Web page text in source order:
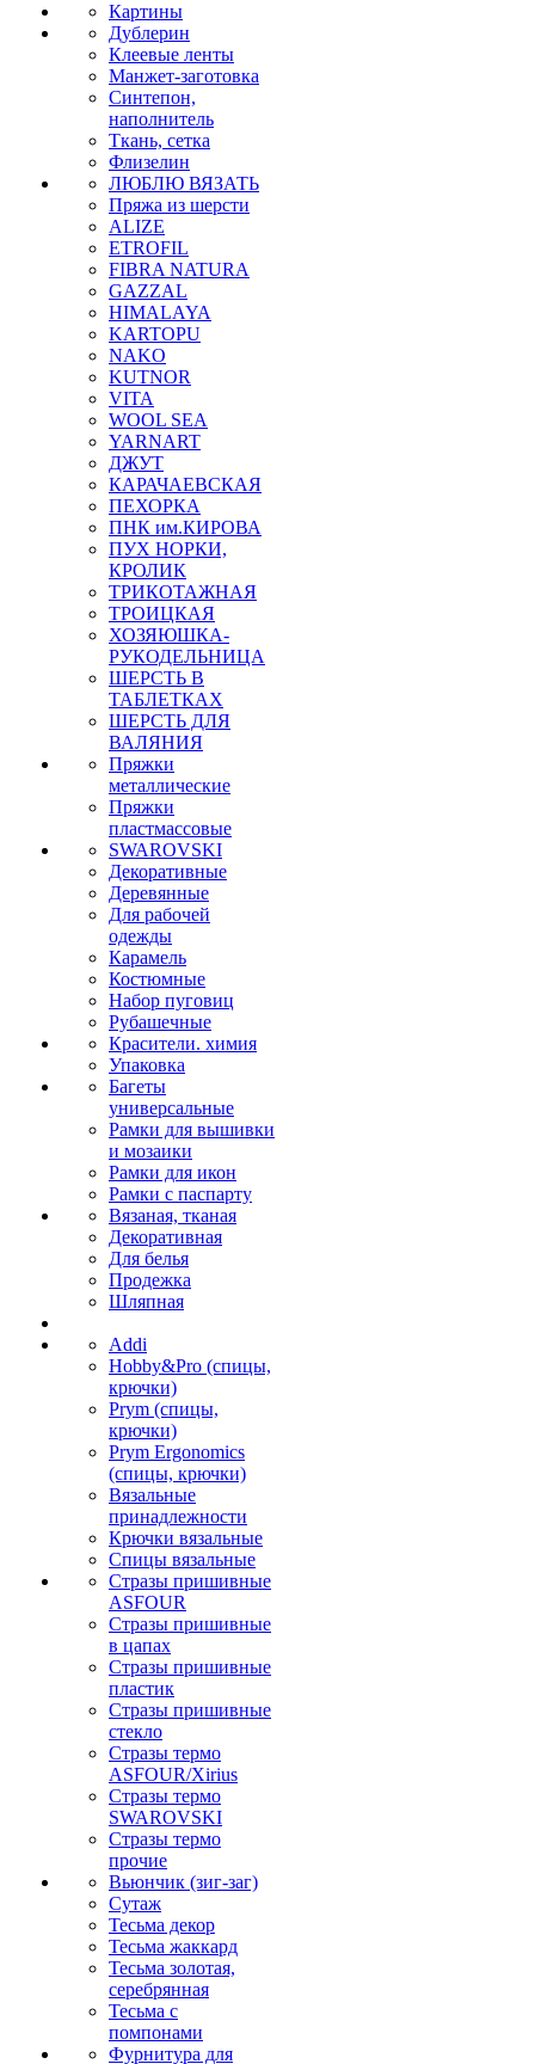
Картины
Дублерин
Клеевые ленты
Манжет-заготовка
Синтепон,
наполнитель
Ткань, сетка
Флизелин
ЛЮБЛЮ ВЯЗАТЬ
Пряжа из шерсти
ALIZE
ETROFIL
FIBRA NATURA
GAZZAL
HIMALAYA
KARTOPU
NAKO
KUTNOR
VITA
WOOL SEA
YARNART
ДЖУТ
КАРАЧАЕВСКАЯ
ПЕХОРКА
ПНК им.КИРОВА
ПУХ НОРКИ,
КРОЛИК
ТРИКОТАЖНАЯ
ТРОИЦКАЯ
ХОЗЯЮШКА-
РУКОДЕЛЬНИЦА
ШЕРСТЬ В
ТАБЛЕТКАХ
ШЕРСТЬ ДЛЯ
ВАЛЯНИЯ
Пряжки
металлические
Пряжки
пластмассовые
SWAROVSKI
Декоративные
Деревянные
Для рабочей
одежды
Карамель
Костюмные
Набор пуговиц
Рубашечные
Красители. химия
Упаковка
Багеты
универсальные
Рамки для вышивки
и мозаики
Рамки для икон
Рамки с паспарту
Вязаная, тканая
Декоративная
Для белья
Продежка
Шляпная
Addi
Hobby&Pro (спицы,
крючки)
Prym (спицы,
крючки)
Prym Ergonomics
(спицы, крючки)
Вязальные
принадлежности
Крючки вязальные
Спицы вязальные
Стразы пришивные
ASFOUR
Стразы пришивные
в цапах
Стразы пришивные
пластик
Стразы пришивные
стекло
Стразы термо
ASFOUR/Xirius
Стразы термо
SWAROVSKI
Стразы термо
прочие
Вьюнчик (зиг-заг)
Сутаж
Тесьма декор
Тесьма жаккард
Тесьма золотая,
серебрянная
Тесьма с
помпонами
Фурнитура для